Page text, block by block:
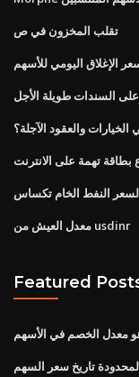
تقلب المخزون في ص
السندات طويلة الأجل
الخيارات والعقود الآجلة؟
تهمة على الانترنت
لسعر النفط الخام تكساس
معدل العيش من usdinr
Featured
معدل الخصم في الأسهم
تاريخ سعر السهم